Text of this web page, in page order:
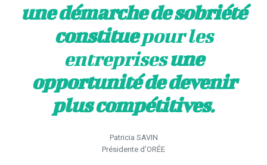
une démarche de sobriété
constituepour les
entreprisesune
opportunité de devenir
plus compétitives.
Patricia SAVIN
Présidente d’ORÉE